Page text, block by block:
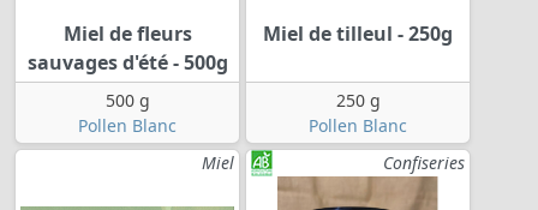
Miel de fleurs
sauvages d'été - 500g
500 g
Pollen Blanc
Miel de tilleul - 250g
250 g
Pollen Blanc
Miel
Confiseries